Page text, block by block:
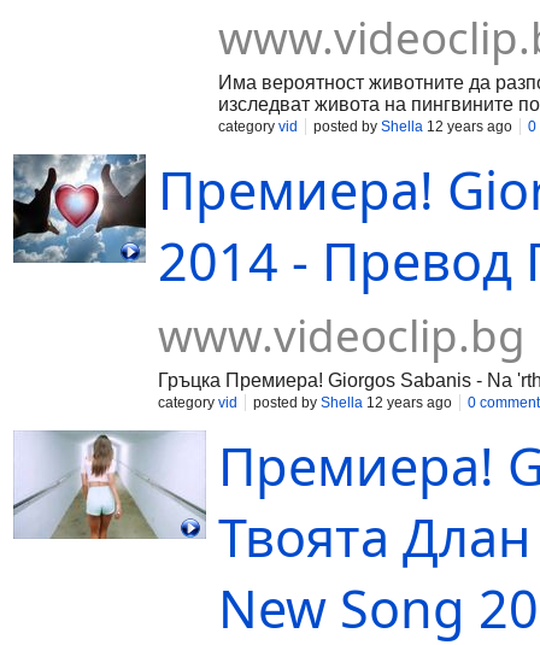
Има вероятност животните да
изследват живота на пингвините
category vid posted by Shella 12 years ago 0
Премиера!
2014 - Превод
www.videoclip.bg
Гръцка Премиера! Giorgos Sabanis - Na
category vid posted by Shella 12 years ago 0
Премиера!
Твоята
New Song